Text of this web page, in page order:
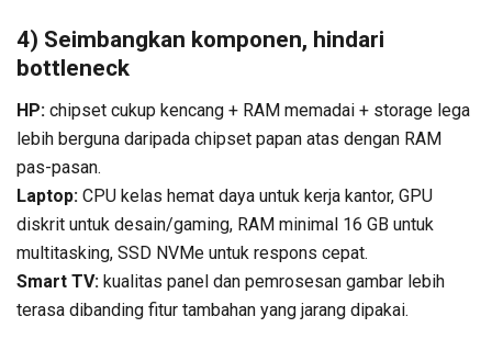
4) Seimbangkan komponen, hindari
bottleneck
HP: chipset cukup kencang + RAM memadai + storage lega
lebih berguna daripada chipset papan atas dengan RAM
pas-pasan.
Laptop: CPU kelas hemat daya untuk kerja kantor, GPU
diskrit untuk desain/gaming, RAM minimal 16 GB untuk
multitasking, SSD NVMe untuk respons cepat.
Smart TV: kualitas panel dan pemrosesan gambar lebih
terasa dibanding fitur tambahan yang jarang dipakai.